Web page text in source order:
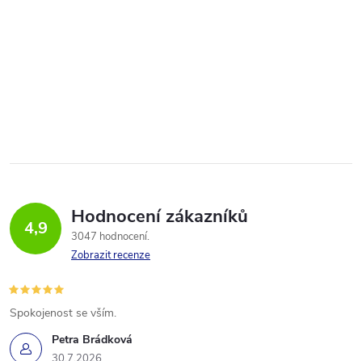
4,9 Hodnocení zákazníků
3047 hodnocení
Zobrazit recenze
Petra Brádková
Spokojenost se vším.